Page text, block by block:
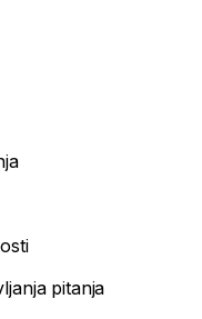
pitanja